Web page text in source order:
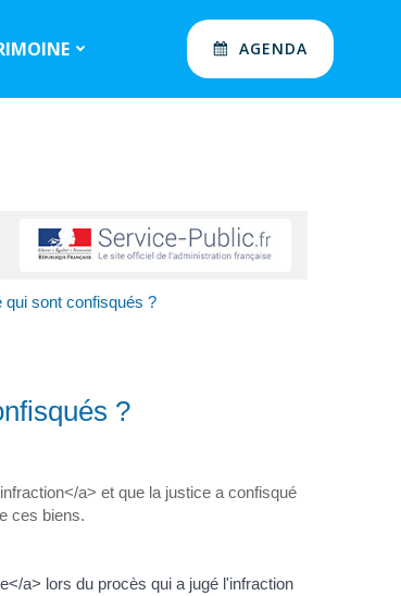
AGENDA
qui sont confisqués ?
?
a> et que la justice a confisqué
ces biens.
a> lors du procès qui a jugé l'infraction